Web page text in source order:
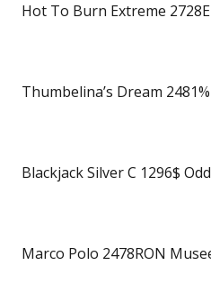
Hot To Burn Extreme
Thumbelina’s Dream
Blackjack Silver C 1296$
Marco Polo 2478RON